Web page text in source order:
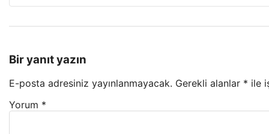
Bir yanıt yazın
E-posta adresiniz yayınlanmayacak. Gerekli alanlar * ile
Yorum *